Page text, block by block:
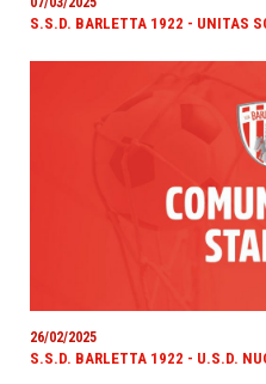
S.S.D. BARLETTA 1922 - UNITAS
26/02/2025
S.S.D. BARLETTA 1922 - U.S.D.